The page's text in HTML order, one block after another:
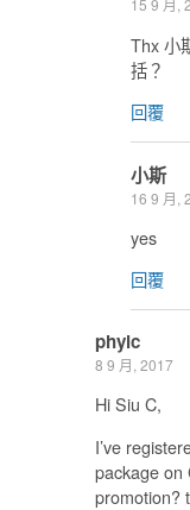
15 9 月,
Thx 小
括？
回覆
小斯
16 9 月,
yes
回覆
phylc
8 9 月, 2017
Hi Siu C,
I’ve
package on
promotion?